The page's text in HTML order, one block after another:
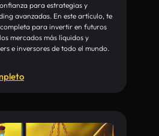
para estrategias y
avanzadas. En este artículo, te
para invertir en futuros
mercados más líquidos y
e inversores de todo el mundo.